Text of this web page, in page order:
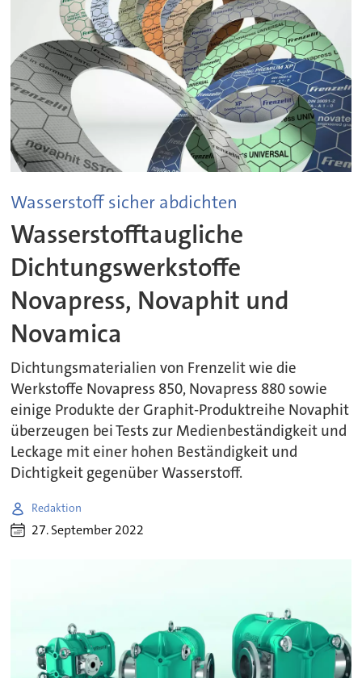
Wasserstoff sicher abdichten
Wasserstofftaugliche
Dichtungswerkstoffe
Novapress, Novaphit und
Novamica
Dichtungsmaterialien von Frenzelit wie die
Werkstoffe Novapress 850, Novapress 880 sowie
einige Produkte der Graphit-Produktreihe Novaphit
überzeugen bei Tests zur Medienbeständigkeit und
Leckage mit einer hohen Beständigkeit und
Dichtigkeit gegenüber Wasserstoff.
Redaktion
27. September 2022